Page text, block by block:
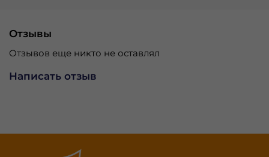
Отзывы
Отзывов еще никто не оставлял
Написать отзыв